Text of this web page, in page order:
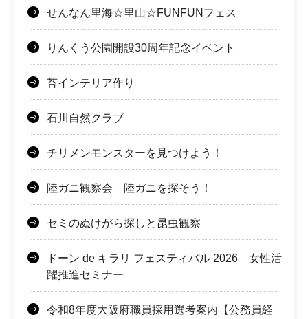
せんなん里海☆里山☆FUNFUNフェス
りんくう公園開設30周年記念イベント
苔インテリア作り
石川自然クラブ
チリメンモンスターを見つけよう！
陸ガニ観察会 陸ガニを探そう！
セミのぬけがら探しと昆虫観察
ドーン de キラリ フェスティバル 2026 女性活
躍推進セミナー
令和8年度大阪府職員採用選考案内【公務員経